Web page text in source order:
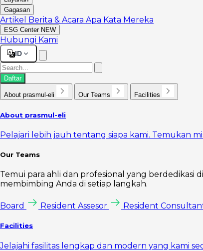
Gagasan
Artikel Berita & Acara Apa Kata Mereka
ESG Center NEW
Hubungi Kami
ID
Daftar
About prasmul-eli Our Teams Facilities
About prasmul-eli
Pelajari lebih jauh tentang siapa kami. Temukan
Our Teams
Temui para ahli dan profesional yang berdedikasi
membimbing Anda di setiap langkah.
Board Resident Assesor Resident
Facilities
Jelajahi fasilitas lengkap dan modern yang kami